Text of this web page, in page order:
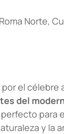
Norte,
el célebre
del
perfecto para
y la